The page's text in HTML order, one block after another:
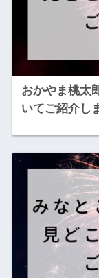
おかやま桃太
いてご紹介し